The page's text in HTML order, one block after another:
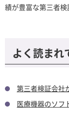
績が豊富な第三者検
よく読まれ
第三者検証会社
医療機器のソフ